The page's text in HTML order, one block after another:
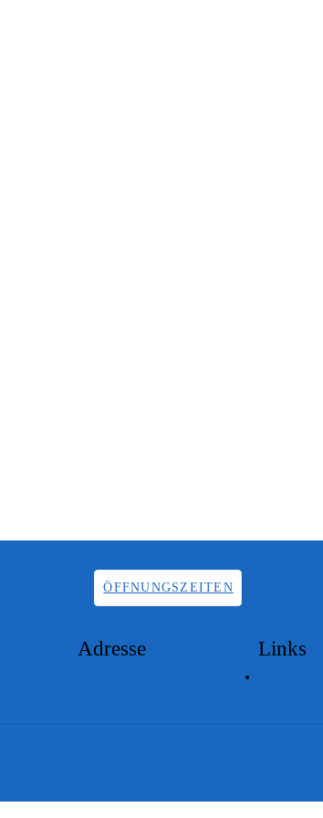
ÖFFNUNGSZEITEN
Adresse Links